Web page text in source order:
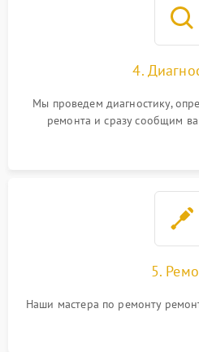
4.
Мы проведем диагностику,
ремонта и сразу сообщим
5.
Наши мастера по ремонту